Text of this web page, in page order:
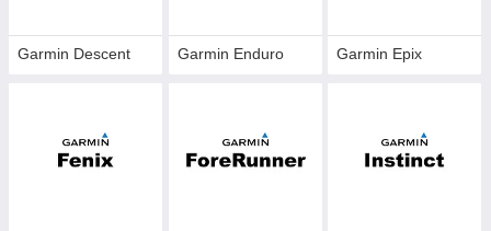
Garmin Descent Garmin Enduro Garmin Epix